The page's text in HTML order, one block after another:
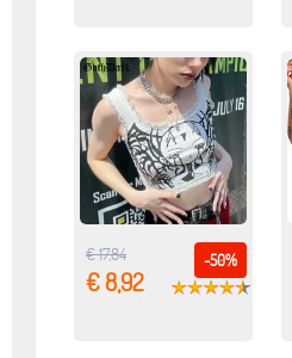
-50%
€ 17,84
€ 8,92